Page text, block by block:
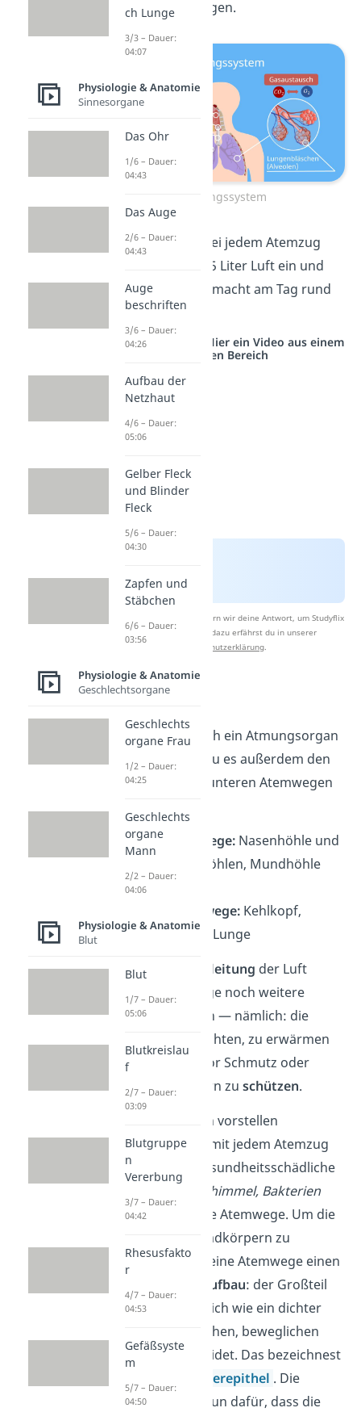
deinem Körper liegen.
Atmungssystem
Schon gewusst?
Bei jedem Atemzug
atmest du rund 0,5 Liter Luft ein und
wieder aus — das macht am Tag rund
10.000 Liter.
Studyflix vernetzt: Hier ein Video aus einem
anderen Bereich
Nach Beantwortung speichern wir deine Antwort, um Studyflix
zu verbessern. Mehr dazu erfährst du in unserer
Datenschutzerklärung.
Atemwege
Je nachdem wo sich ein Atmungsorgan
befindet, kannst du es außerdem den
oberen oder den unteren Atemwegen
Obere Atemwege: Nasenhöhle und
Nasennebenhöhlen, Mundhöhle
und Rachen
Atemwege: Kehlkopf,
Luftröhre und Lunge
Neben der
Weiterleitung der Luft
haben die Luftwege noch weitere
wichtige Aufgaben — nämlich: die
Atemluft anzufeuchten, zu erwärmen
und den Körper vor Schmutz oder
Krankheitserregern zu schützen.
Wie du dir nämlich vorstellen
kannst, gelangen mit jedem Atemzug
auch sehr viele gesundheitsschädliche
Ruß, Schimmel, Bakterien
oderViren
in deine Atemwege. Um die
Atemluft von Fremdkörpern zu
befreien, haben deine Atemwege einen
ausgeklügelten Aufbau: der Großteil
der Wege ist nämlich wie ein dichter
Rasen mit zahlreichen, beweglichen
Härchen ausgekleidet. Das bezeichnest
Flimmerepithel . Die
Härchen sorgen nun dafür, dass die
ch Lunge
3/3 – Dauer:
04:07
Physiologie & Anatomie
Sinnesorgane
Das Ohr
1/6 – Dauer:
04:43
Das Auge
2/6 – Dauer:
04:43
Auge
beschriften
3/6 – Dauer:
04:26
Aufbau der
Netzhaut
4/6 – Dauer:
05:06
Gelber Fleck
und Blinder
Fleck
5/6 – Dauer:
04:30
Zapfen und
Stäbchen
6/6 – Dauer:
03:56
Physiologie & Anatomie
Geschlechtsorgane
Geschlechts
organe Frau
1/2 – Dauer:
04:25
Geschlechts
organe
Mann
2/2 – Dauer:
04:06
Physiologie & Anatomie
Blut
Blut
1/7 – Dauer:
05:06
Blutkreislau
f
2/7 – Dauer:
03:09
Blutgruppe
n
Vererbung
3/7 – Dauer:
04:42
Rhesusfakto
r
4/7 – Dauer:
04:53
Gefäßsyste
m
5/7 – Dauer:
04:50